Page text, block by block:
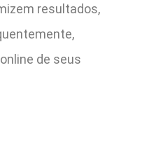
resultados,
de seus